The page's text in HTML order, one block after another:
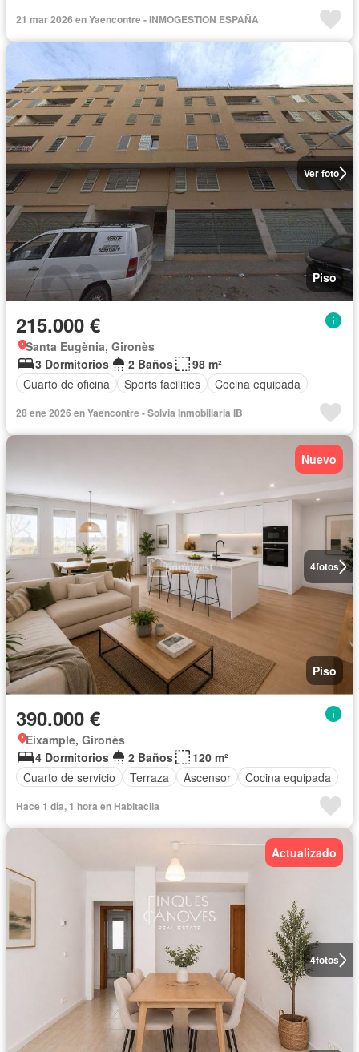
21 mar 2026 en Yaencontre - INMOGESTION ESPAÑA
Ver foto
Piso
215.000 €
Santa Eugènia, Gironès
3 Dormitorios
2 Baños
98 m²
Cuarto de oficina
Sports facilities Cocina equipada
28 ene 2026 en Yaencontre - Solvia Inmobiliaria IB
4fotos
Nuevo
Piso
390.000 €
Eixample, Gironès
4 Dormitorios
2 Baños
120 m²
Cuarto de servicio
Terraza Ascensor Cocina equipada
Hace 1 día, 1 hora en Habitaclia
4fotos
Actualizado